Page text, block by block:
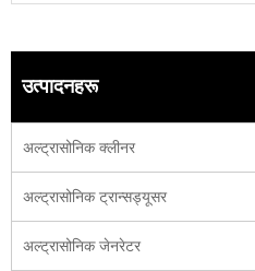
उत्पादनहरू
अल्ट्रासोनिक क्लीनर
अल्ट्रासोनिक ट्रान्सड्यूसर
अल्ट्रासोनिक जेनरेटर